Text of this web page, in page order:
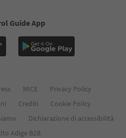
Guide App
MICE
Privacy Policy
Crediti
Cookie Policy
Dichiarazione di accessibilità
Adige B2B